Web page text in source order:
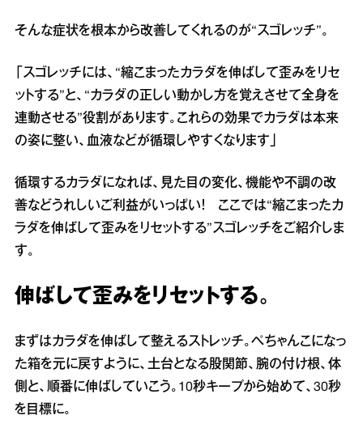
そんな症状を根本から改善してくれるのが“スゴレッチ”。
「スゴレッチには、“縮こまったカラダを伸ばして歪みをリセ
ットする”と、“カラダの正しい動かし方を覚えさせて全身を
連動させる”役割があります。これらの効果でカラダは本来
の姿に整い、血液などが循環しやすくなります」
循環するカラダになれば、見た目の変化、機能や不調の改
善などうれしいご利益がいっぱい！ ここでは“縮こまったカ
ラダを伸ばして歪みをリセットする”スゴレッチをご紹介しま
す。
伸ばして歪みをリセットする。
まずはカラダを伸ばして整えるストレッチ。ぺちゃんこになっ
た箱を元に戻すように、土台となる股関節、腕の付け根、体
側と、順番に伸ばしていこう。10秒キープから始めて、30秒
を目標に。